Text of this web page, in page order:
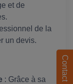
et de
de la
un devis.
: Grâce à sa
Contact